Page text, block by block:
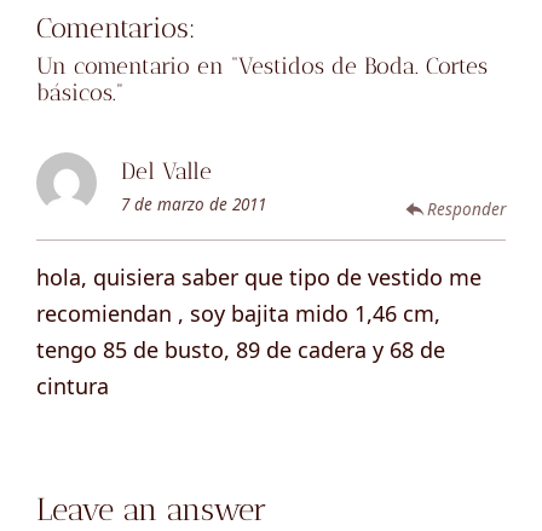
Comentarios:
Un comentario en “Vestidos de Boda. Cortes
básicos.”
Del Valle
7 de marzo de 2011 Responder
hola, quisiera saber que tipo de vestido me
recomiendan , soy bajita mido 1,46 cm,
tengo 85 de busto, 89 de cadera y 68 de
cintura
Leave an answer